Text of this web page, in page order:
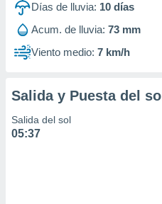
Días de lluvia: 10 días
Acum. de lluvia: 73 mm
Viento medio: 7 km/h
Salida y Puesta del sol
Salida del sol
05:37